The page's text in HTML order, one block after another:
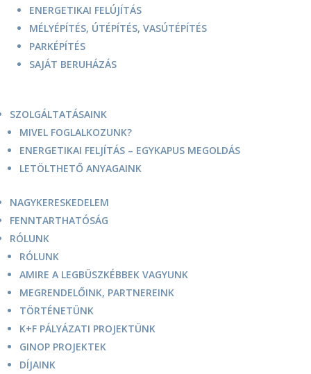
ENERGETIKAI FELÚJÍTÁS
MÉLYÉPÍTÉS, ÚTÉPÍTÉS, VASÚTÉPÍTÉS
PARKÉPÍTÉS
SAJÁT BERUHÁZÁS
SZOLGÁLTATÁSAINK
MIVEL FOGLALKOZUNK?
ENERGETIKAI FELJÍTÁS – EGYKAPUS MEGOLDÁS
LETÖLTHETŐ ANYAGAINK
NAGYKERESKEDELEM
FENNTARTHATÓSÁG
RÓLUNK
RÓLUNK
AMIRE A LEGBÜSZKÉBBEK VAGYUNK
MEGRENDELŐINK, PARTNEREINK
TÖRTÉNETÜNK
K+F PÁLYÁZATI PROJEKTÜNK
GINOP PROJEKTEK
DÍJAINK